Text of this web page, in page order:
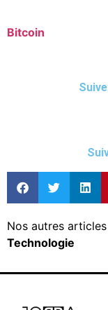
Bitcoin
Nos autres articles
Technologie